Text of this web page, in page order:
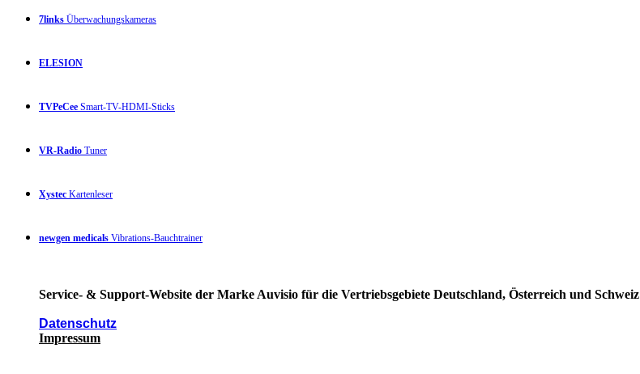
7links Überwachungskameras
ELESION
TVPeCee Smart-TV-HDMI-Sticks
VR-Radio Tuner
Xystec Kartenleser
newgen medicals Vibrations-Bauchtrainer
Service- & Support-Website der Marke Auvisio für die Vertriebsgebiete Deutschland, Österreich und Schweiz
Datenschutz
Impressum